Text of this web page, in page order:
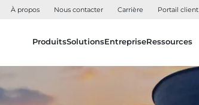
À propos Nous contacter Carrière Portail client
ProduitsSolutionsEntrepriseRessources